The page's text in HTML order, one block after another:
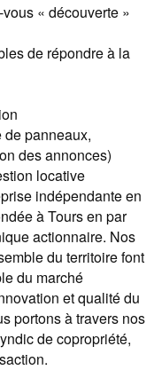
« découverte »
de répondre à la
de panneaux,
des annonces)
locative
indépendante en
à Tours en par
actionnaire. Nos
du territoire font
du marché
et qualité du
portons à travers nos
de copropriété,